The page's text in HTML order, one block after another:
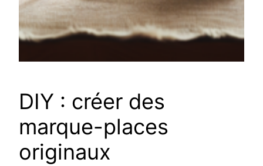
DIY : créer des
marque-places
originaux